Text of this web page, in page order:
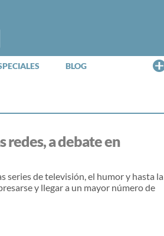
BLOG
redes, a debate en
series de televisión, el humor y hasta la
y llegar a un mayor número de